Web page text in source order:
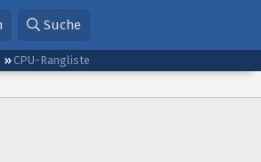
Suche
CPU-Rangliste